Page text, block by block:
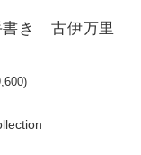
書き 古伊万里